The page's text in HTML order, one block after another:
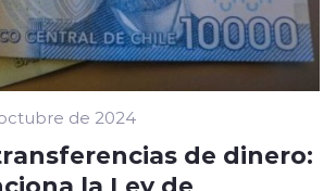
de 2024
de dinero:
la Ley de